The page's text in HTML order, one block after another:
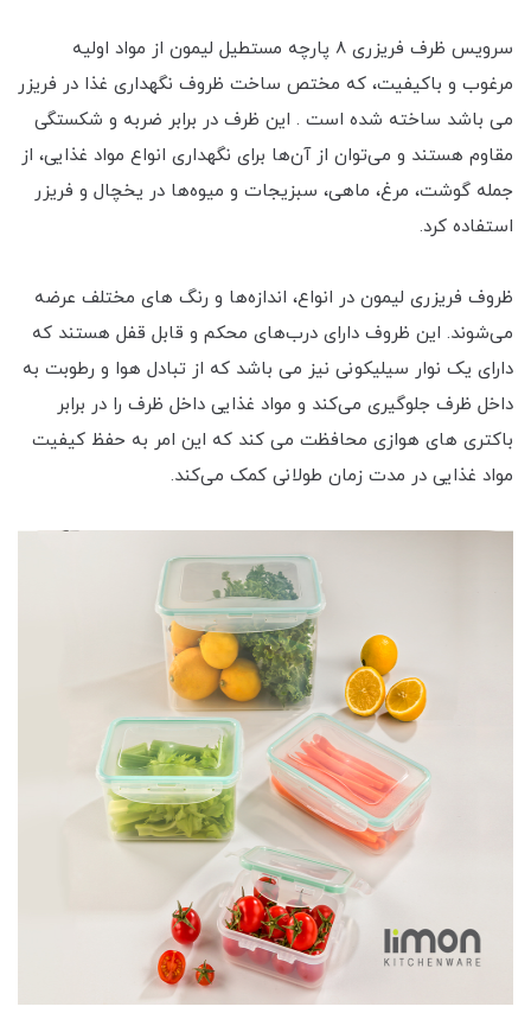
سرویس ظرف فریزری 8 پارچه مستطیل لیمون از مواد اولیه
مرغوب و باکیفیت، که مختص ساخت ظروف نگهداری غذا در فریزر
می باشد ساخته شده‌ است . این ظرف در برابر ضربه و شکستگی
مقاوم هستند و می‌توان از آن‌ها برای نگهداری انواع مواد غذایی، از
جمله گوشت، مرغ، ماهی، سبزیجات و میوه‌ها در یخچال و فریزر
استفاده کرد.
ظروف فریزری لیمون در انواع، اندازه‌ها و رنگ های مختلف عرضه
می‌شوند. این ظروف دارای درب‌های محکم و قابل قفل هستند که
دارای یک نوار سیلیکونی نیز می باشد که از تبادل هوا و رطوبت به
داخل ظرف جلوگیری می‌کند و مواد غذایی داخل ظرف را در برابر
باکتری های هوازی محافظت می کند که این امر به حفظ کیفیت
مواد غذایی در مدت زمان طولانی کمک می‌کند.